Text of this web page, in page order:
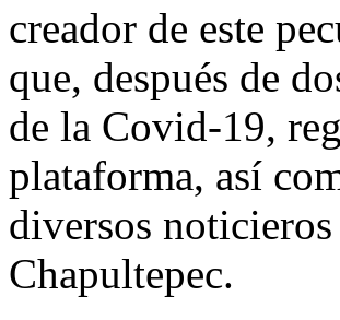
creador de este
que, después de
de la Covid-19,
plataforma, así
diversos
Chapultepec.